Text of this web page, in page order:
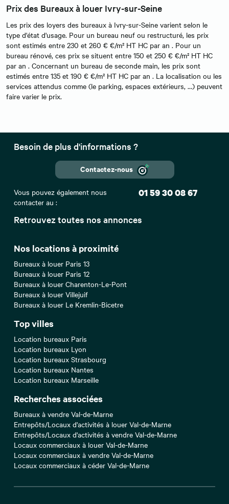
Prix des Bureaux à louer Ivry-sur-Seine
Les prix des loyers des bureaux à Ivry-sur-Seine varient selon le
type d'état d'usage. Pour un bureau neuf ou restructuré, les prix
sont estimés entre 230 et 260 € €/m² HT HC par an . Pour un
bureau rénové, ces prix se situent entre 150 et 250 € €/m² HT HC
par an . Concernant un bureau de seconde main, les prix sont
estimés entre 135 et 190 € €/m² HT HC par an . La localisation ou les
services attendus comme (le parking, espaces extérieurs, …) peuvent
faire varier le prix.
Retrouvez toutes nos annonces
Nos locations à proximité
Bureaux à louer Paris 13
Bureaux à louer Paris 12
Bureaux à louer Charenton-Le-Pont
Bureaux à louer Villejuif
Bureaux à louer Le Kremlin-Bicetre
Top villes
Location bureaux Paris
Location bureaux Lyon
Location bureaux Strasbourg
Location bureaux Nantes
Location bureaux Marseille
Recherches associées
Bureaux à vendre Val-de-Marne
Entrepôts/Locaux d'activités à louer Val-de-Marne
Entrepôts/Locaux d'activités à vendre Val-de-Marne
Locaux commerciaux à louer Val-de-Marne
Locaux commerciaux à vendre Val-de-Marne
Locaux commerciaux à céder Val-de-Marne
Besoin de plus d'informations ?
Contactez-nous
Vous pouvez également nous
contacter au :
01 59 30 08 67